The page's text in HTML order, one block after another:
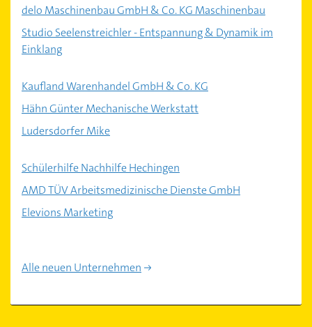
delo Maschinenbau GmbH & Co. KG Maschinenbau
Studio Seelenstreichler - Entspannung & Dynamik im
Einklang
Kaufland Warenhandel GmbH & Co. KG
Hähn Günter Mechanische Werkstatt
Ludersdorfer Mike
Schülerhilfe Nachhilfe Hechingen
AMD TÜV Arbeitsmedizinische Dienste GmbH
Elevions Marketing
Alle neuen Unternehmen